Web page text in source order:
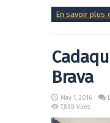
En savoir plus
Brava
May 1, 2016
7,860 Vues